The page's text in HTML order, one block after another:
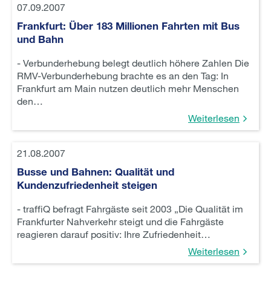
07.09.2007
Frankfurt: Über 183 Millionen Fahrten mit Bus
und Bahn
- Verbunderhebung belegt deutlich höhere Zahlen Die
RMV-Verbunderhebung brachte es an den Tag: In
Frankfurt am Main nutzen deutlich mehr Menschen
den…
Weiterlesen
21.08.2007
Busse und Bahnen: Qualität und
Kundenzufriedenheit steigen
- traffiQ befragt Fahrgäste seit 2003 „Die Qualität im
Frankfurter Nahverkehr steigt und die Fahrgäste
reagieren darauf positiv: Ihre Zufriedenheit…
Weiterlesen